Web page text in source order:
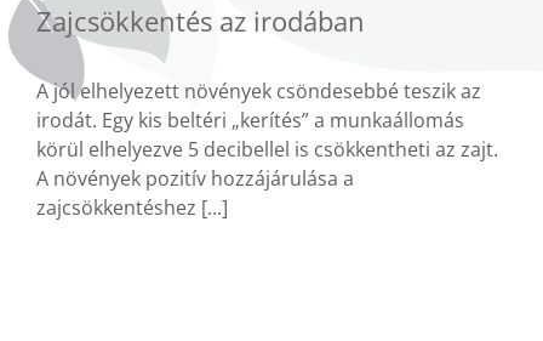
Zajcsökkentés az irodában
A jól elhelyezett növények csöndesebbé teszik az
irodát. Egy kis beltéri „kerítés” a munkaállomás
körül elhelyezve 5 decibellel is csökkentheti az zajt.
A növények pozitív hozzájárulása a
zajcsökkentéshez [...]